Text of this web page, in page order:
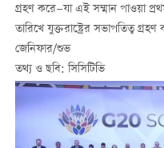
গ্রহণ করে—যা এই সম্মান পাওয়া
তারিখে যুক্তরাষ্ট্রের সভাপতিত্ব
জেনিফার/শুভ
তথ্য ও ছবি: সিসিটিভি